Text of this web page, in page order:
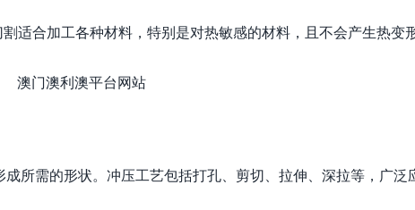
适合加工各种材料，特别是对热敏感的材料，且不会产生热变形
所需的形状。冲压工艺包括打孔、剪切、拉伸、深拉等，广泛